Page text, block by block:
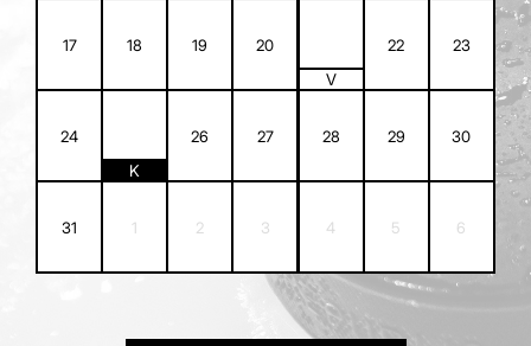
17 18 19 20
V
22 23
24
K
26 27 28 29 30
31 1 2 3 4 5 6